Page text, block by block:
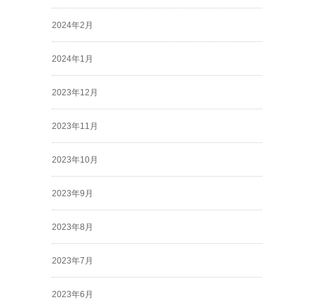
2024年2月
2024年1月
2023年12月
2023年11月
2023年10月
2023年9月
2023年8月
2023年7月
2023年6月